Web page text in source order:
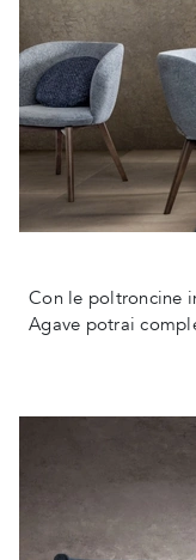
Con le poltroncine
Agave potrai